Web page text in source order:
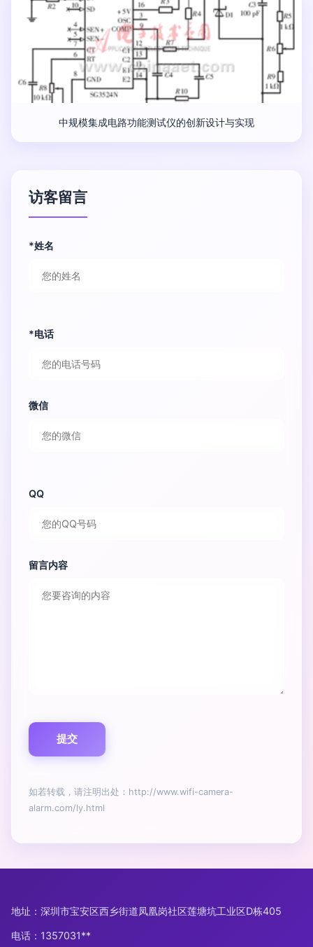
中规模集成电路功能测试仪的创新设计与实现
访客留言
*姓名
*电话
微信
QQ
留言内容
如若转载，请注明出处：http://www.wifi-camera-
alarm.com/ly.html
地址：深圳市宝安区西乡街道凤凰岗社区莲塘坑工业区D栋405
电话：1357031**